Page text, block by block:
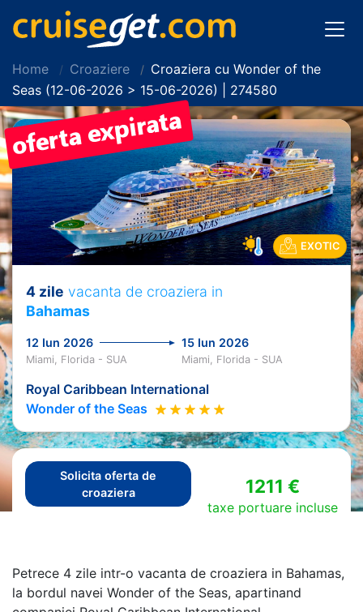
Home Croaziere
Croaziera cu Wonder of the
Seas (12-06-2026 > 15-06-2026) | 274580
EXOTIC
4 zile vacanta de croaziera in
Bahamas
12 Iun 2026 15 Iun 2026
Miami, Florida - SUA Miami, Florida - SUA
Royal Caribbean International
Wonder of the Seas
Solicita oferta de
croaziera
1211 €
taxe portuare incluse
Petrece 4 zile intr-o vacanta de croaziera in Bahamas,
la bordul navei Wonder of the Seas, apartinand